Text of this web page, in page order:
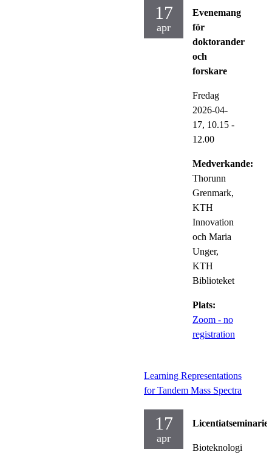
17
apr
Evenemang
för
doktorander
och
forskare
Fredag
2026-04-
17, 10.15 -
12.00
Medverkande:
Thorunn
Grenmark,
KTH
Innovation
och Maria
Unger,
KTH
Biblioteket
Plats:
Zoom - no
registration
Learning Representations
for Tandem Mass Spectra
17
apr
Licentiatseminarier
Bioteknologi